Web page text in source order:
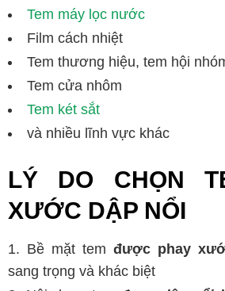
Tem máy lọc nước
Film cách nhiệt
Tem thương hiệu, tem hội
Tem cửa nhôm
Tem két sắt
và nhiều lĩnh vực khác
LÝ DO CHỌN
XƯỚC DẬP NỔI
Bề mặt tem được phay
sang trọng và khác biệt